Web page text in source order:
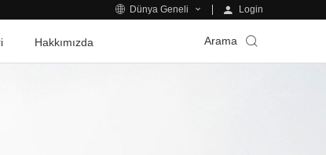
Dünya Geneli Login
Hakkımızda Arama